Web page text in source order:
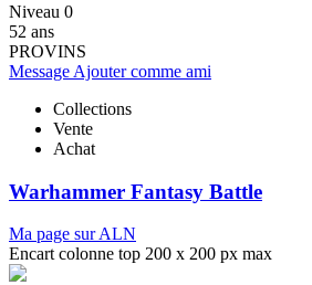
Niveau 0
52 ans
PROVINS
Message Ajouter comme ami
Collections
Vente
Achat
Warhammer Fantasy Battle
Ma page sur ALN
Encart colonne top 200 x 200 px max